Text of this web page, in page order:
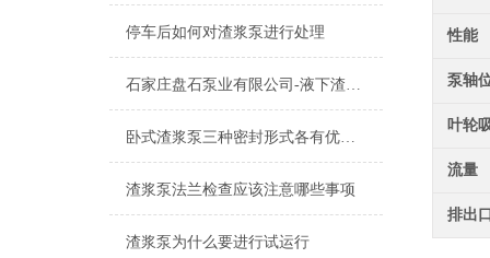
停车后如何对渣浆泵进行处理
石家庄盘石泵业有限公司-液下渣浆泵的种类及应用
卧式渣浆泵三种密封形式各有优劣势
渣浆泵法兰检查应该注意哪些事项
渣浆泵为什么要进行试运行
性能
泵轴
叶轮
流量
排出